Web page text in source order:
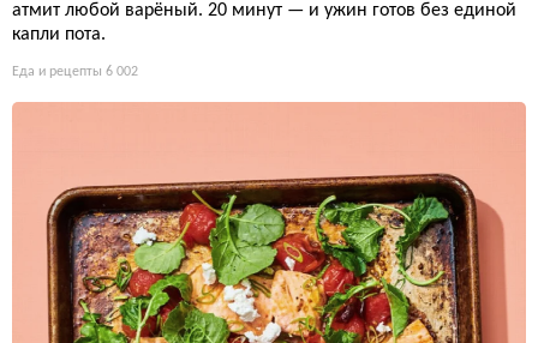
атмит любой варёный. 20 минут — и ужин готов без единой
капли пота.
Еда и рецепты 6 002